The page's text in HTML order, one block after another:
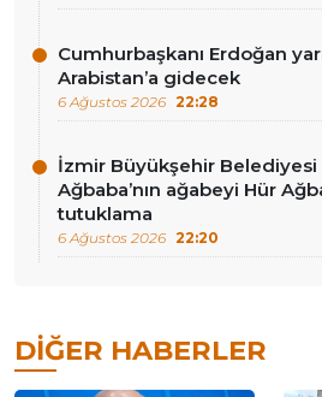
Cumhurbaşkanı Erdoğan
Arabistan’a gidecek
6 Ağustos 2026 22:28
İzmir Büyükşehir Belediyesi
Ağbaba’nın ağabeyi Hür
tutuklama
6 Ağustos 2026 22:20
DIĞER HABERLER